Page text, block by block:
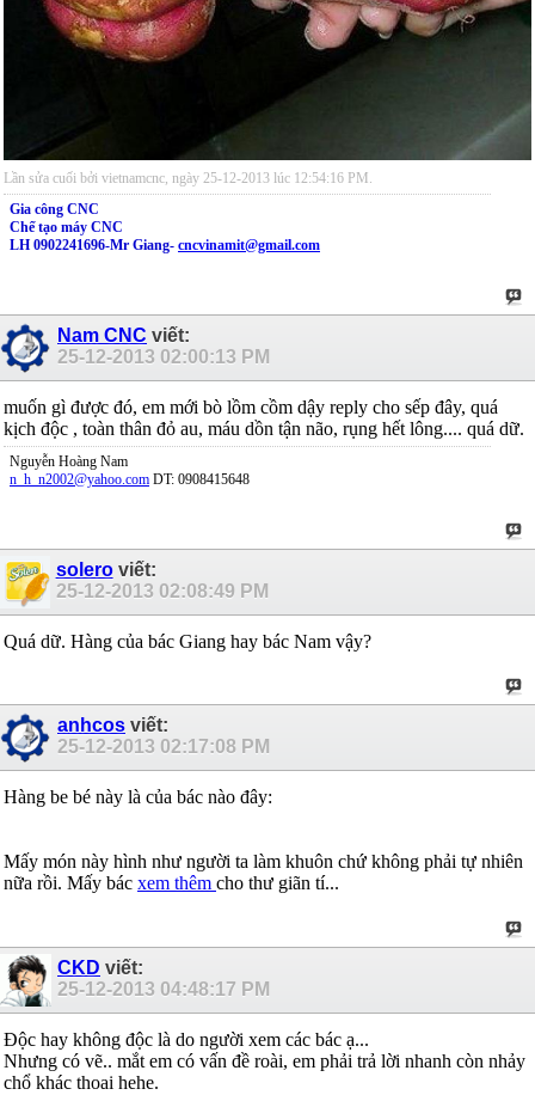
Lần sửa cuối bởi vietnamcnc, ngày 25-12-2013 lúc 12:54:16 PM
Gia công CNC
Chế tạo máy CNC
LH 0902241696-Mr Giang- cncvinamit@gmail.com
Nam CNC viết:
25-12-2013 02:00:13 PM
muốn gì được đó, em mới bò lồm cồm dậy reply cho sếp đây, quá
kịch độc , toàn thân đỏ au, máu dồn tận não, rụng hết lông.... quá dữ.
Nguyễn Hoàng Nam
n_h_n2002@yahoo.com DT: 0908415648
soleroviết:
25-12-2013 02:08:49 PM
Quá dữ. Hàng của bác Giang hay bác Nam vậy?
anhcos viết:
25-12-2013 02:17:08 PM
Hàng be bé này là của bác nào đây:
Mấy món này hình như người ta làm khuôn chứ không phải tự nhiên
nữa rồi. Mấy bác xem thêm cho thư giãn tí...
CKD viết:
25-12-2013 04:48:17 PM
Độc hay không độc là do người xem các bác ạ...
Nhưng có vẽ.. mắt em có vấn đề roài, em phải trả lời nhanh còn nhảy
chổ khác thoai hehe.